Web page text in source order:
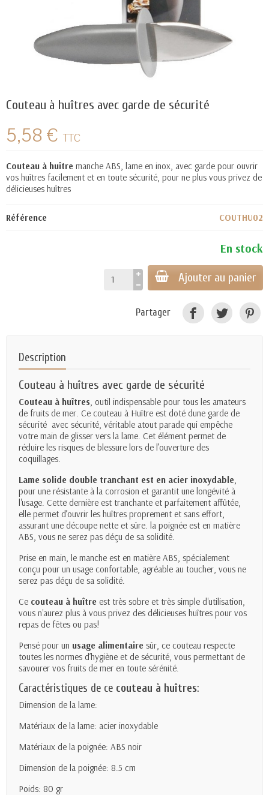
Couteau à huîtres avec garde de sécurité
5,58 € TTC
Couteau à huître manche ABS, lame en inox, avec garde pour ouvrir
vos huîtres facilement et en toute sécurité, pour ne plus vous privez de
délicieuses huîtres
Référence COUTHU02
En stock
Ajouter au panier
Partager
Description
Couteau à huîtres avec garde de sécurité
Couteau à huîtres , outil indispensable pour tous les amateurs
de fruits de mer. Ce couteau à Huître est doté dune garde de
sécurité avec sécurité, véritable atout parade qui empêche
votre main de glisser vers la lame. Cet élément permet de
réduire les risques de blessure lors de l’ouverture des
coquillages.
Lame solide double tranchant est en acier inoxydable
pour une résistante à la corrosion et garantit une longévité à
l'usage. Cette dernière est tranchante et parfaitement affûtée,
elle permet d’ouvrir les huîtres proprement et sans effort,
assurant une découpe nette et sûre. la poignée est en matière
ABS, vous ne serez pas déçu de sa solidité.
Prise en main, le manche est en matière ABS, spécialement
conçu pour un usage confortable, agréable au toucher, vous ne
serez pas déçu de sa solidité.
Ce couteau à huître est très sobre et très simple d'utilisation,
vous n'aurez plus à vous privez des délicieuses huîtres pour vos
repas de fêtes ou pas!
Pensé pour un usage alimentaire sûr, ce couteau respecte
toutes les normes d’hygiène et de sécurité, vous permettant de
savourer vos fruits de mer en toute sérénité.
Caractéristiques de ce couteau à huîtres:
Dimension de la lame:
Matériaux de la lame: acier inoxydable
Matériaux de la poignée: ABS noir
Dimension de la poignée: 8.5 cm
Poids: 80 gr